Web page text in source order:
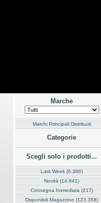
Marche
Marchi Principali Distribuiti
Categorie
Scegli solo i prodotti...
Last Week (6.386)
Novità (14.641)
Consegna Immediata (217)
Disponibili Magazzino (123.358)